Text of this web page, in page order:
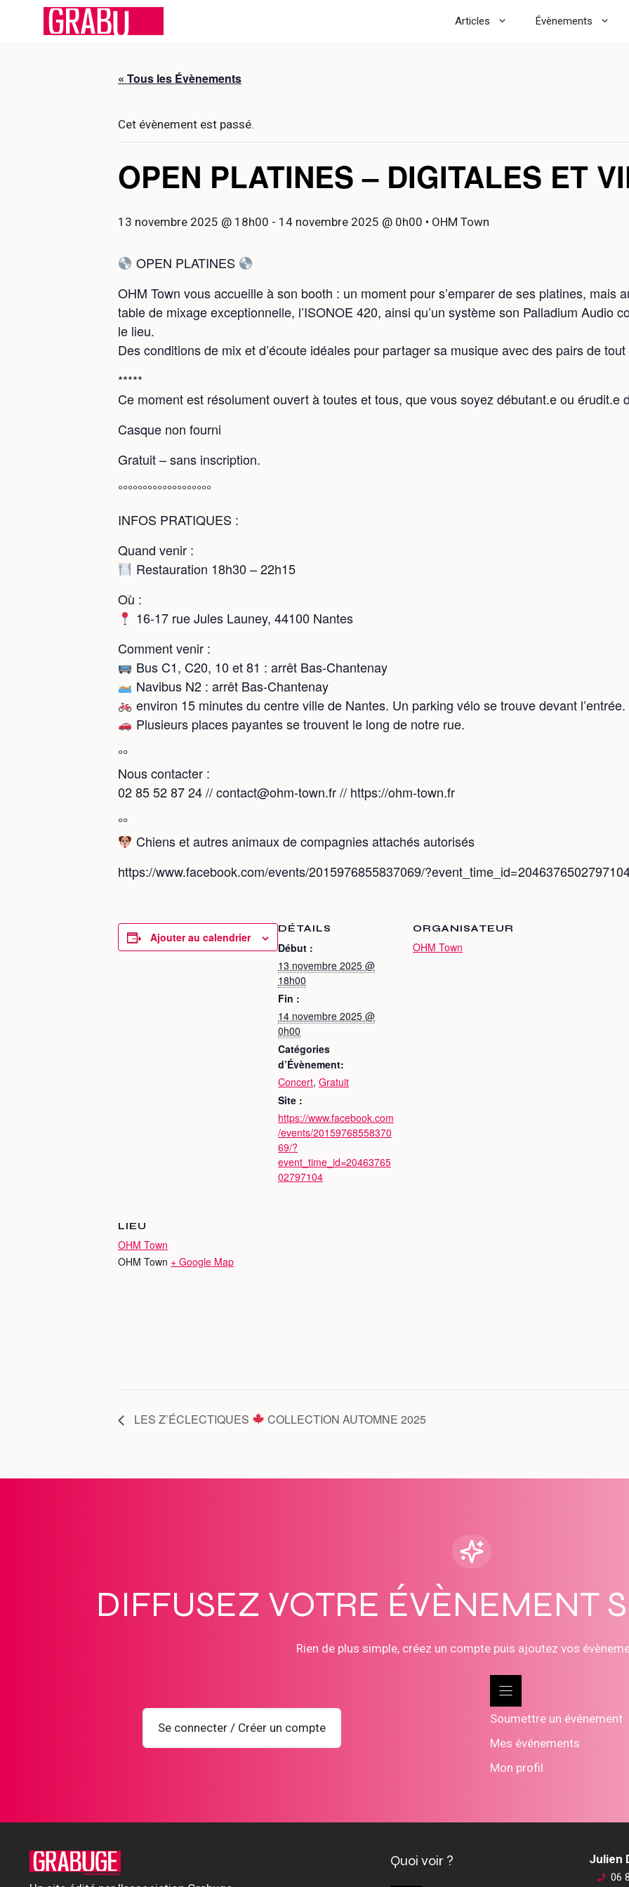
Articles Évènements
« Tous les Évènements
Cet évènement est passé.
OPEN PLATINES – DIGITALES ET
13 novembre 2025 @ 18h00 - 14 novembre 2025 @ 0h00 • OHM Town
OPEN PLATINES
OHM Town vous accueille à son booth : un moment pour s’emparer de ses platines, mais
table de mixage exceptionnelle, l’ISONOE 420, ainsi qu’un système son Palladium Audio
le lieu.
Des conditions de mix et d’écoute idéales pour partager sa musique avec des pairs de
*****
Ce moment est résolument ouvert à toutes et tous, que vous soyez débutant.e ou érudit.e
Casque non fourni
Gratuit – sans inscription.
°°°°°°°°°°°°°°°°°°°
INFOS PRATIQUES :
Quand venir :
Restauration 18h30 – 22h15
Où :
16-17 rue Jules Launey, 44100 Nantes
Comment venir :
Bus C1, C20, 10 et 81 : arrêt Bas-Chantenay
Navibus N2 : arrêt Bas-Chantenay
environ 15 minutes du centre ville de Nantes. Un parking vélo se trouve devant l’entrée.
Plusieurs places payantes se trouvent le long de notre rue.
°°
Nous contacter :
02 85 52 87 24 // contact@ohm-town.fr // https://ohm-town.fr
°°
Chiens et autres animaux de compagnies attachés autorisés
https://www.facebook.com/events/2015976855837069/
Ajouter au calendrier
DÉTAILS
Début :
13 novembre 2025 @
18h00
Fin :
14 novembre 2025 @
0h00
Catégories
d’Évènement:
Concert, Gratuit
Site :
https://www.facebook.com
/events/20159768558370
69/?
event_time_id=20463765
02797104
ORGANISATEUR
OHM Town
LIEU
OHM Town
OHM Town + Google Map
LES Z’ÉCLECTIQUES COLLECTION AUTOMNE 2025
DIFFUSEZ VOTRE ÉVÈNEMENT
Rien de plus simple, créez un compte puis ajoutez vos
Se connecter / Créer un compte
Soumettre un événement
Mes événements
Mon profil
Quoi voir ? Julien
06